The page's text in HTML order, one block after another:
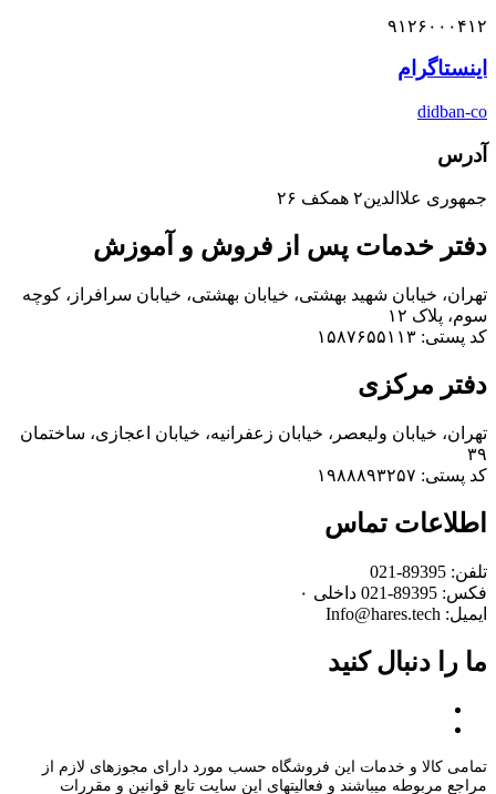
۹۱۲۶۰۰۰۴۱۲
اینستاگرام
didban-co
آدرس
جمهوری علاالدین۲ همکف ۲۶
دفتر خدمات پس از فروش و آموزش
تهران، خیابان شهید بهشتی، خیابان بهشتی، خیابان سرافراز، کوچه
سوم، پلاک ۱۲
کد پستی: ۱۵۸۷۶۵۵۱۱۳
دفتر مرکزی
تهران، خیابان ولیعصر، خیابان زعفرانیه، خیابان اعجازی، ساختمان
۳۹
کد پستی: ۱۹۸۸۸۹۳۲۵۷
اطلاعات تماس
تلفن: 89395-021
فکس: 89395-021 داخلی ۰
ایمیل: Info@hares.tech
ما را دنبال کنید
تمامی کالا و خدمات این فروشگاه حسب مورد دارای مجوزهای لازم از
مراجع مربوطه میباشند و فعالیتهای این سایت تابع قوانین و مقررات